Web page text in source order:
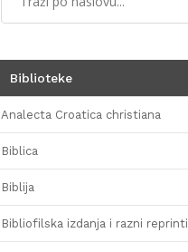
Biblioteke
Analecta Croatica christiana
Biblica
Biblija
Bibliofilska izdanja i razni reprinti